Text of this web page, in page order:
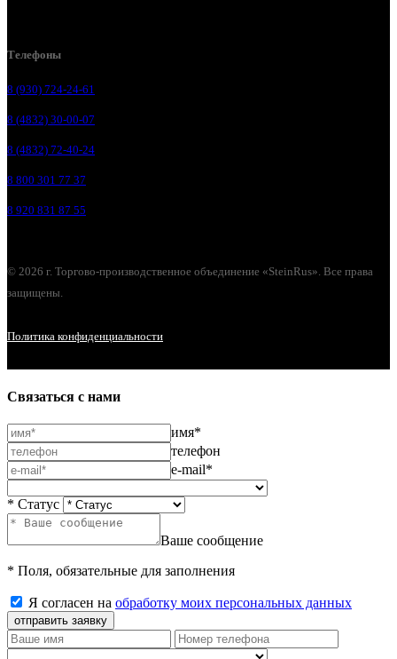
Телефоны
8 (930) 724-24-61
8 (4832) 30-00-07
8 (4832) 72-40-24
8 800 301 77 37
8 920 831 87 55
© 2026 г. Торгово-производственное объединение «SteinRus». Все права
защищены.
Политика конфиденциальности
Связаться с нами
имя*
телефон
e-mail*
* Статус
Ваше сообщение
* Поля, обязательные для заполнения
Я согласен на обработку моих персональных данных
отправить заявку